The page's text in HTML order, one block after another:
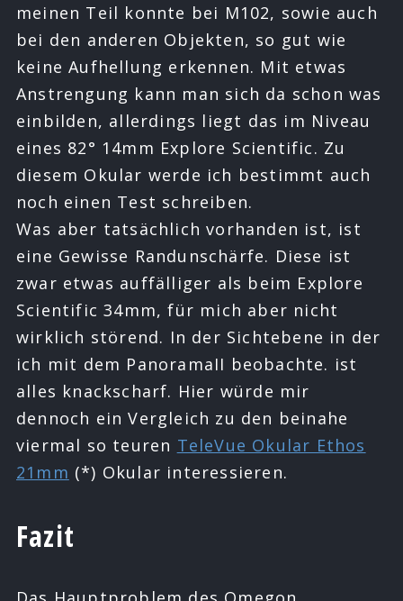
meinen Teil konnte bei M102, sowie auch
bei den anderen Objekten, so gut wie
keine Aufhellung erkennen. Mit etwas
Anstrengung kann man sich da schon was
einbilden, allerdings liegt das im Niveau
eines 82° 14mm Explore Scientific. Zu
diesem Okular werde ich bestimmt auch
noch einen Test schreiben.
Was aber tatsächlich vorhanden ist, ist
eine Gewisse Randunschärfe. Diese ist
zwar etwas auffälliger als beim Explore
Scientific 34mm, für mich aber nicht
wirklich störend. In der Sichtebene in der
ich mit dem PanoramaII beobachte. ist
alles knackscharf. Hier würde mir
dennoch ein Vergleich zu den beinahe
viermal so teuren TeleVue Okular Ethos
21mm (*) Okular interessieren.
Fazit